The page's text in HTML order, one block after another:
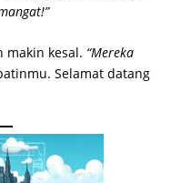
makin kesal. “Mereka
Selamat datang